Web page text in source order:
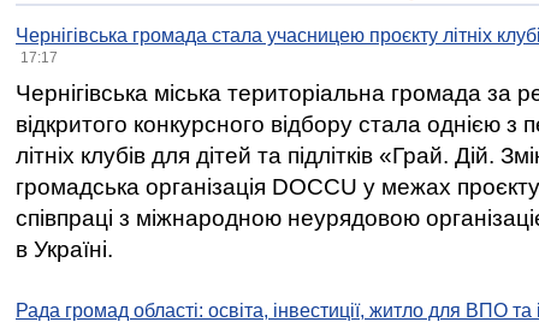
Чернігівська громада стала учасницею проєкту літніх
17:17
Чернігівська міська територіальна громада за
відкритого конкурсного відбору стала однією
літніх клубів для дітей та підлітків «Грай. Дій.
громадська організація DOCCU у межах
співпраці з міжнародною неурядовою
в Україні.
Рада громад області: освіта, інвестиції, житло для ВПО